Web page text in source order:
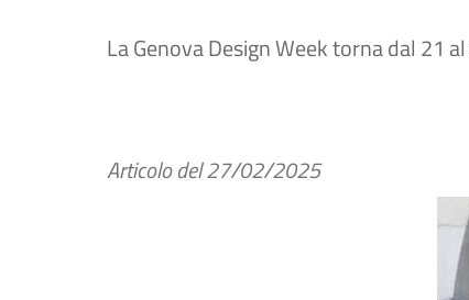
La Genova Design Week torna dal 21
Articolo del27/02/2025